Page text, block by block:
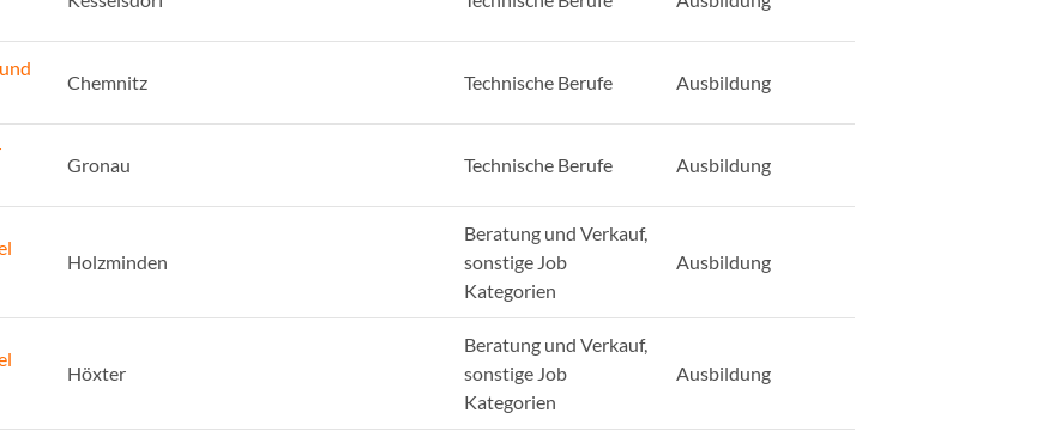
Chemnitz Technische Berufe Ausbildung
Gronau Technische Berufe Ausbildung
Holzminden
Beratung und Verkauf,
sonstige Job
Kategorien
Ausbildung
Höxter
Beratung und Verkauf,
sonstige Job
Kategorien
Ausbildung